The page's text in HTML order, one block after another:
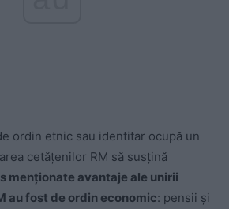
ordin etnic sau identitar ocupă un
cetățenilor RM să susțină
menționate avantaje ale unirii
au fost de ordin economic: pensii și